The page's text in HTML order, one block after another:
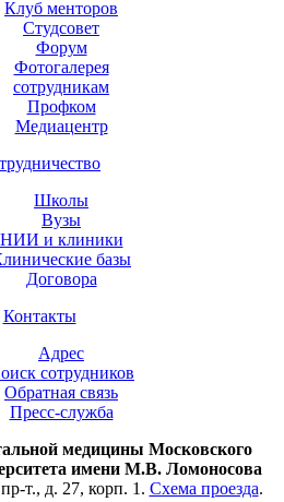
Клуб менторов
Студсовет
Форум
Фотогалерея
сотрудникам
Профком
Медиацентр
Школы
Вузы
НИИ и клиники
базы
Договора
Контакты
Адрес
сотрудников
Обратная связь
Пресс-служба
медицины Московского
имени М.В. Ломоносова
т., д. 27, корп. 1. Схема проезда.